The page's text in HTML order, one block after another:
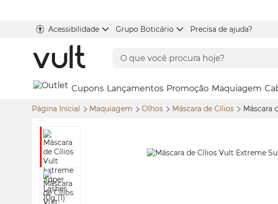
Acessibilidade Grupo Boticário Precisa de ajuda?
Cupons Lançamentos Promoção Maquiagem
Página Inicial Maquiagem Olhos Máscara de Cílios Máscara